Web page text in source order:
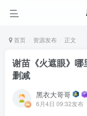
首页 资源发布 正文
谢苗《火遮眼》
删减
黑衣大哥哥
6月4日 09:32发布